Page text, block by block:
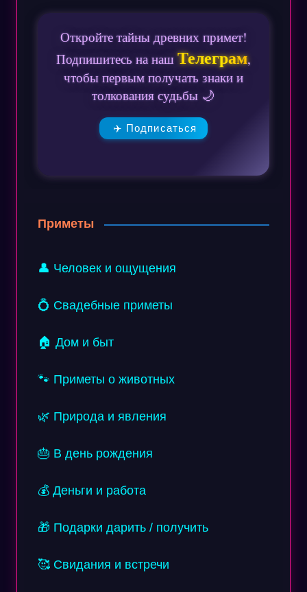
Откройте тайны древних примет!
Подпишитесь на нашТелеграм,
чтобы первым получать знаки и
толкования судьбы 🌙
✈️ Подписаться
Приметы
👤 Человек и ощущения
💍 Свадебные приметы
🏠 Дом и быт
🐾 Приметы о животных
🌿 Природа и явления
🎂 В день рождения
💰 Деньги и работа
🎁 Подарки дарить / получить
🥰 Свидания и встречи